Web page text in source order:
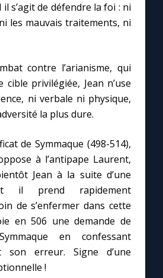
il s’agit de défendre la foi : ni
les mauvais traitements, ni
contre l’arianisme, qui
privilégiée, Jean n’use
ni verbale ni physique,
la plus dure.
de Symmaque (498-514),
à l’antipape Laurent,
Jean à la suite d’une
il prend rapidement
de s’enfermer dans cette
en 506 une demande de
en confessant
son erreur. Signe d’une
!